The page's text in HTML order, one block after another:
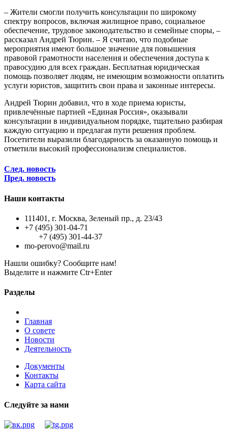
– Жители смогли получить консультации по широкому
спектру вопросов, включая жилищное право, социальное
обеспечение, трудовое законодательство и семейные споры, –
рассказал Андрей Тюрин. – Я считаю, что подобные
мероприятия имеют большое значение для повышения
правовой грамотности населения и обеспечения доступа к
правосудию для всех граждан. Бесплатная юридическая
помощь позволяет людям, не имеющим возможности оплатить
услуги юристов, защитить свои права и законные интересы.
Андрей Тюрин добавил, что в ходе приема юристы,
привлечённые партией «Единая Россия», оказывали
консультации в индивидуальном порядке, тщательно разбирая
каждую ситуацию и предлагая пути решения проблем.
Посетители выразили благодарность за оказанную помощь и
отметили высокий профессионализм специалистов.
След. новость
Пред. новость
Наши контакты
111401, г. Москва, Зеленый пр., д. 23/43
+7 (495) 301-04-71
+7 (495) 301-44-37
mo-perovo@mail.ru
Нашли ошибку? Сообщите нам!
Выделите и нажмите Ctr+Enter
Разделы
Главная
О совете
Новости
Деятельность
Документы
Контакты
Карта сайта
Следуйте за нами